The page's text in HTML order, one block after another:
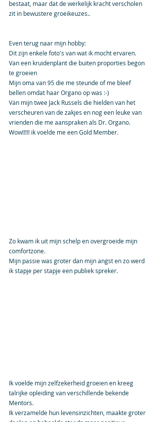
bestaat, maar dat de werkelijk kracht verscholen
zit in bewustere groeikeuzes..
Even terug naar mijn hobby:
Dit zijn enkele foto's van wat ik mocht ervaren.
Van een kruidenplant die buiten proporties begon
te groeien
Mijn oma van 95 die me steunde of me bleef
bellen omdat haar Organo op was :-)
Van mijn twee Jack Russels die hielden van het
verscheuren van de zakjes en nog een leuke van
vrienden die me aanspraken als Dr. Organo.
Wow!!!!! ik voelde me een Gold Member.
Zo kwam ik uit mijn schelp en overgroeide mijn
comfortzone.
Mijn passie was groter dan mijn angst en zo werd
ik stapje per stapje een publiek spreker.
Ik voelde mijn zelfzekerheid groeien en kreeg
talrijke opleiding van verschillende bekende
Mentors.
Ik verzamelde hun levensinzichten, maakte groter